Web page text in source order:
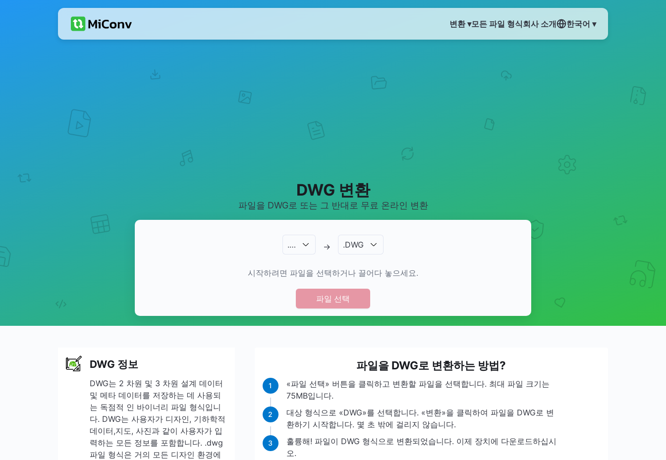
변환 ▾모든 파일 형식회사 소개 한국어 ▾
DWG 변환
파일을 DWG로 또는 그 반대로 무료 온라인 변환
.… → .DWG
시작하려면 파일을 선택하거나 끌어다 놓으세요.
파일 선택
DWG 정보
DWG는 2 차원 및 3 차원 설계 데이터
및 메타 데이터를 저장하는 데 사용되
는 독점적 인 바이너리 파일 형식입니
다. DWG는 사용자가 디자인, 기하학적
데이터,지도, 사진과 같이 사용자가 입
력하는 모든 정보를 포함합니다. .dwg
파일 형식은 거의 모든 디자인 환경에
파일을 DWG로 변환하는 방법?
1
«파일 선택» 버튼을 클릭하고 변환할 파일을 선택합니다. 최대 파일 크기는
75MB입니다.
2
대상 형식으로 «DWG»를 선택합니다. «변환»을 클릭하여 파일을 DWG로 변
환하기 시작합니다. 몇 초 밖에 걸리지 않습니다.
3
훌륭해! 파일이 DWG 형식으로 변환되었습니다. 이제 장치에 다운로드하십시
오.